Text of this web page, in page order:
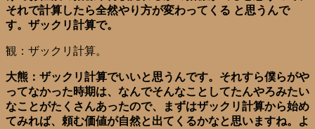
それで計算したら全然やり方が変わってくる と思うんで
す。ザックリ計算で。
観：ザックリ計算。
大熊：ザックリ計算でいいと思うんです。それすら僕らがや
ってなかった時期は、なんでそんなことしてたんやろみたい
なことがたくさんあったので、まずはザックリ計算から始め
てみれば、頼む価値が自然と出てくるかなと思いますね。よ